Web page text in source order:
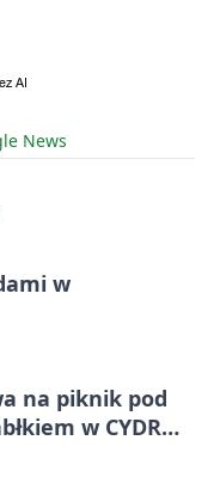
News
w
na piknik pod
w CYDR